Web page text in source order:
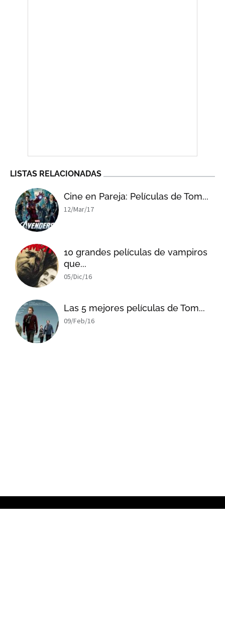
LISTAS RELACIONADAS
Cine en Pareja: Películas de Tom...
12/Mar/17
10 grandes películas de vampiros
que...
05/Dic/16
Las 5 mejores películas de Tom...
09/Feb/16